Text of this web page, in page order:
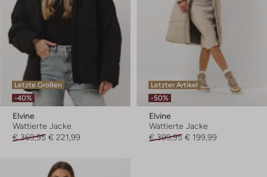
Letzte Größen
-40%
Elvine
Wattierte Jacke
€ 369,95 € 221,99
Letzter Artikel
-50%
Elvine
Wattierte Jacke
€ 399,95 € 199,99